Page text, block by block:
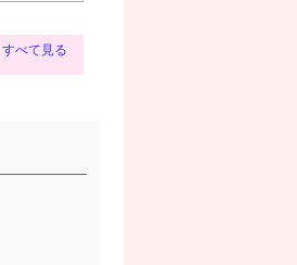
すべて見る